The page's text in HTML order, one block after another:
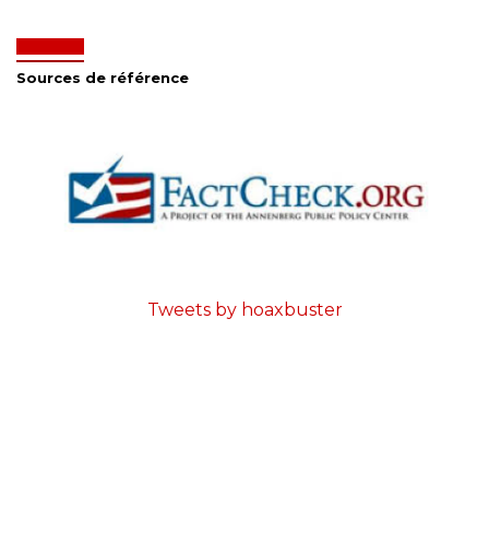
Sources de référence
Tweets by hoaxbuster